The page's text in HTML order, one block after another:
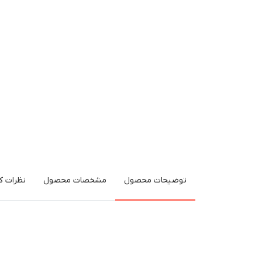
توضیحات محصول مشخصات محصول نظرات